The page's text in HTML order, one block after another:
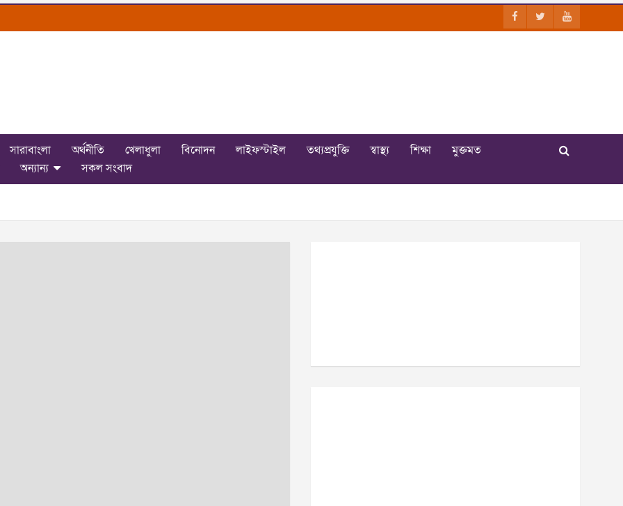
সারাবাংলা অর্থনীতি খেলাধুলা বিনোদন লাইফস্টাইল তথ্যপ্রযুক্তি স্বাস্থ্য শিক্ষা
মুক্তমত
অন্যান্য সকল সংবাদ